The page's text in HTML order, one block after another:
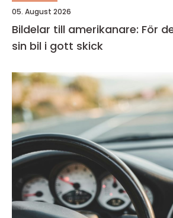
05. August 2026
Bildelar till amerikanare: För
sin bil i gott skick